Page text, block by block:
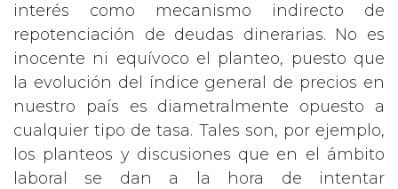
interés como mecanismo indirecto de
repotenciación de deudas dinerarias. No es
inocente ni equívoco el planteo, puesto que
la evolución del índice general de precios en
nuestro país es diametralmente opuesto a
cualquier tipo de tasa. Tales son, por ejemplo,
los planteos y discusiones que en el ámbito
laboral se dan a la hora de intentar